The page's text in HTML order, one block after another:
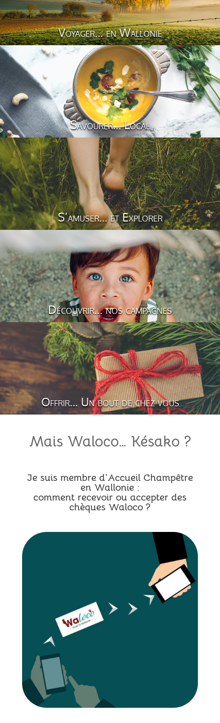
Voyager… en Wallonie
Savourer… Local
S’amuser… et Explorer
Découvrir… nos campagnes
Offrir… Un bout de chez vous
Mais Waloco… Késako ?
Je suis membre d’Accueil Champêtre
en Wallonie :
comment recevoir ou accepter des
chèques Waloco ?